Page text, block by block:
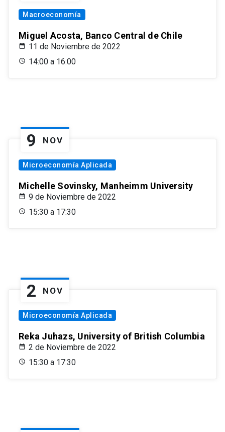
Macroeconomía
Miguel Acosta, Banco Central de Chile
11 de Noviembre de 2022
14:00 a 16:00
9 NOV
Microeconomía Aplicada
Michelle Sovinsky, Manheimm University
9 de Noviembre de 2022
15:30 a 17:30
2 NOV
Microeconomía Aplicada
Reka Juhazs, University of British Columbia
2 de Noviembre de 2022
15:30 a 17:30